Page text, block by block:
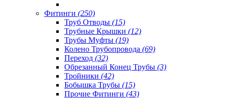
Фитинги (250)
Труб Отводы (15)
Трубные Крышки (12)
Трубы Муфты (19)
Колено Трубопровода (69)
Переход (32)
Обрезанный Конец Трубы (3)
Тройники (42)
Бобышка Трубы (15)
Прочие Фитинги (43)